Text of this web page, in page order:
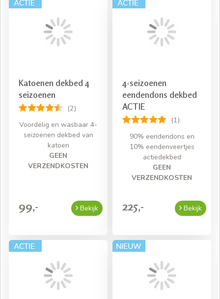
Katoenen dekbed 4
seizoenen
(2)
Voordelig en wasbaar 4-
seizoenen dekbed van
katoen
GEEN
VERZENDKOSTEN
99,- Bekijk
4-seizoenen
eendendons dekbed
ACTIE
(1)
90% eendendons en
10% eendenveertjes
actiedekbed
GEEN
VERZENDKOSTEN
225,- Bekijk